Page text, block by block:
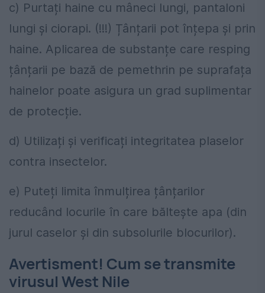
c) Purtați haine cu mâneci lungi, pantaloni
lungi și ciorapi. (!!!) Țânțarii pot înțepa și prin
haine. Aplicarea de substanțe care resping
țânțarii pe bază de pemethrin pe suprafața
hainelor poate asigura un grad suplimentar
de protecție.
d) Utilizați și verificați integritatea plaselor
contra insectelor.
e) Puteți limita înmulțirea țânțarilor
reducând locurile în care băltește apa (din
jurul caselor și din subsolurile blocurilor).
Avertisment! Cum se transmite
virusul West Nile